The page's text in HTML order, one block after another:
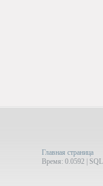
Главная страница
Время: 0.0592 |